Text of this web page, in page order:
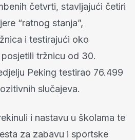
četvrti, stavljajući četiri
“ratnog stanja”,
i testirajući oko
tržnicu od 30.
Peking testirao 76.499
slučajeva.
i nastavu u školama te
za zabavu i sportske